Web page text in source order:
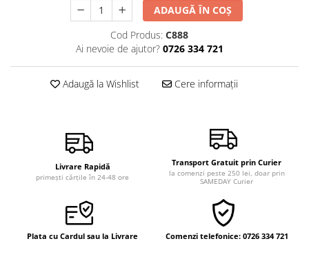
Povestiri
Psihologie practică
Sexualitate
Lumea îngerilor
Seria Masaru Emoto
Inspiraţie divină
ADAUGĂ ÎN COȘ
Cod Produs: C888
Ai nevoie de ajutor? 0726 334 721
Adaugă la Wishlist Cere informații
Livrare Rapidă
primești cărțile în 24-48 ore
Transport Gratuit prin Curier
la comenzi peste 250 lei, doar prin
SAMEDAY Curier
Plata cu Cardul sau la Livrare Comenzi telefonice: 0726 334 721